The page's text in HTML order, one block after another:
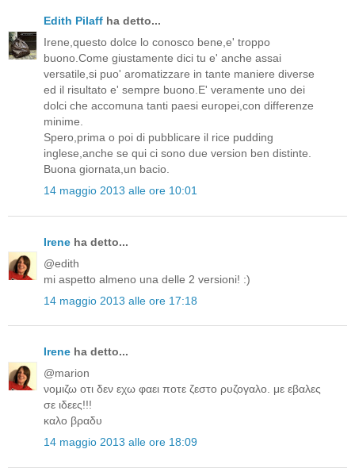
Edith Pilaff ha detto...
Irene,questo dolce lo conosco bene,e' troppo
buono.Come giustamente dici tu e' anche assai
versatile,si puo' aromatizzare in tante maniere diverse
ed il risultato e' sempre buono.E' veramente uno dei
dolci che accomuna tanti paesi europei,con differenze
minime.
Spero,prima o poi di pubblicare il rice pudding
inglese,anche se qui ci sono due version ben distinte.
Buona giornata,un bacio.
14 maggio 2013 alle ore 10:01
Irene ha detto...
@edith
mi aspetto almeno una delle 2 versioni! :)
14 maggio 2013 alle ore 17:18
Irene ha detto...
@marion
νομιζω οτι δεν εχω φαει ποτε ζεστο ρυζογαλο. με εβαλες
σε ιδεες!!!
καλο βραδυ
14 maggio 2013 alle ore 18:09